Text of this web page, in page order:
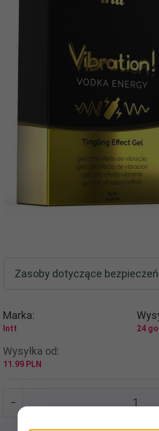
Zasoby dotyczące
Marka:
Intt 24
Wysyłka od:
11.99 PLN